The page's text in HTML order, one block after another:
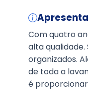
Com quatro
alta
organizados.
de toda a
é